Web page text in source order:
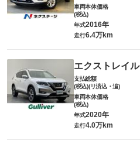
車両本体価格
(税込)
年式2016年
走行6.4万km
エクストレイル
支払総額
(税込)(リ済込・追)
車両本体価格
(税込)
年式2020年
走行4.0万km